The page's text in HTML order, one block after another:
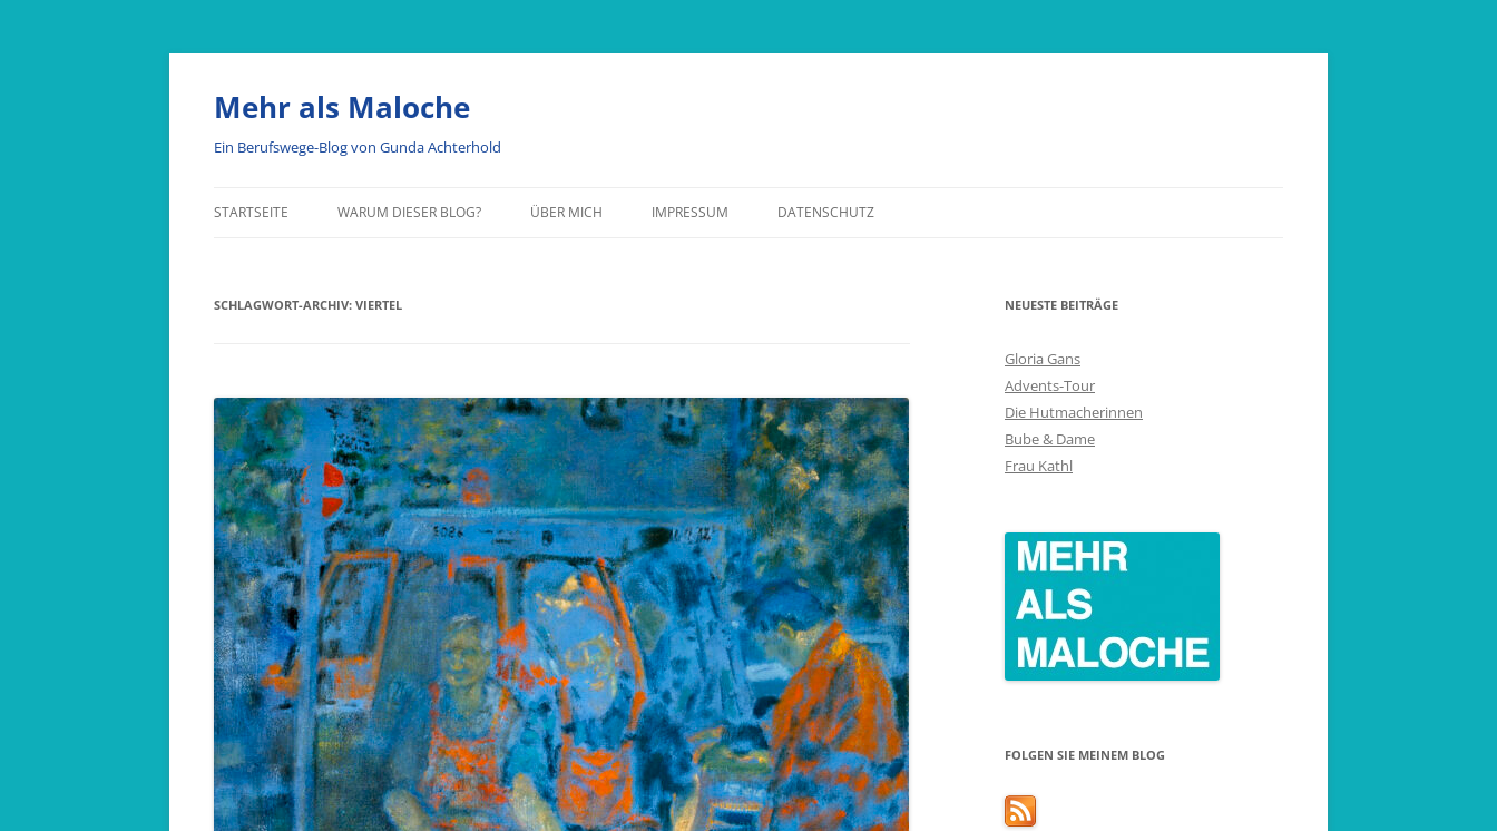
Mehr als Maloche
Ein Berufswege-Blog von Gunda Achterhold
STARTSEITE WARUM DIESER BLOG? ÜBER MICH IMPRESSUM DATENSCHUTZ
SCHLAGWORT-ARCHIV: VIERTEL NEUESTE BEITRÄGE
Gloria Gans
Advents-Tour
Die Hutmacherinnen
Bube & Dame
Frau Kathl
FOLGEN SIE MEINEM BLOG